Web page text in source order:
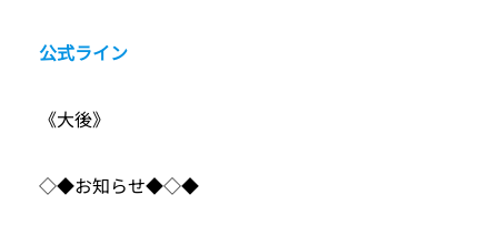
公式ライン
《大後》
◇◆お知らせ◆◇◆